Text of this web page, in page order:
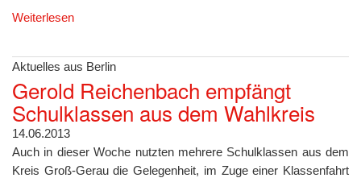
Weiterlesen
Aktuelles aus Berlin
Gerold Reichenbach empfängt
Schulklassen aus dem Wahlkreis
14.06.2013
Auch in dieser Woche nutzten mehrere Schulklassen aus dem
Kreis Groß-Gerau die Gelegenheit, im Zuge einer Klassenfahrt